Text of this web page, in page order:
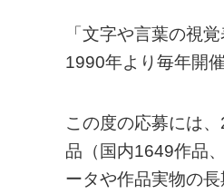
「文字や言葉の視
1990年より毎年開
この度の応募には
品（国内1649作品
ータや作品実物の